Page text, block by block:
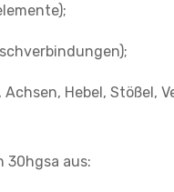
Hebel, Stößel,
30hgsa aus: